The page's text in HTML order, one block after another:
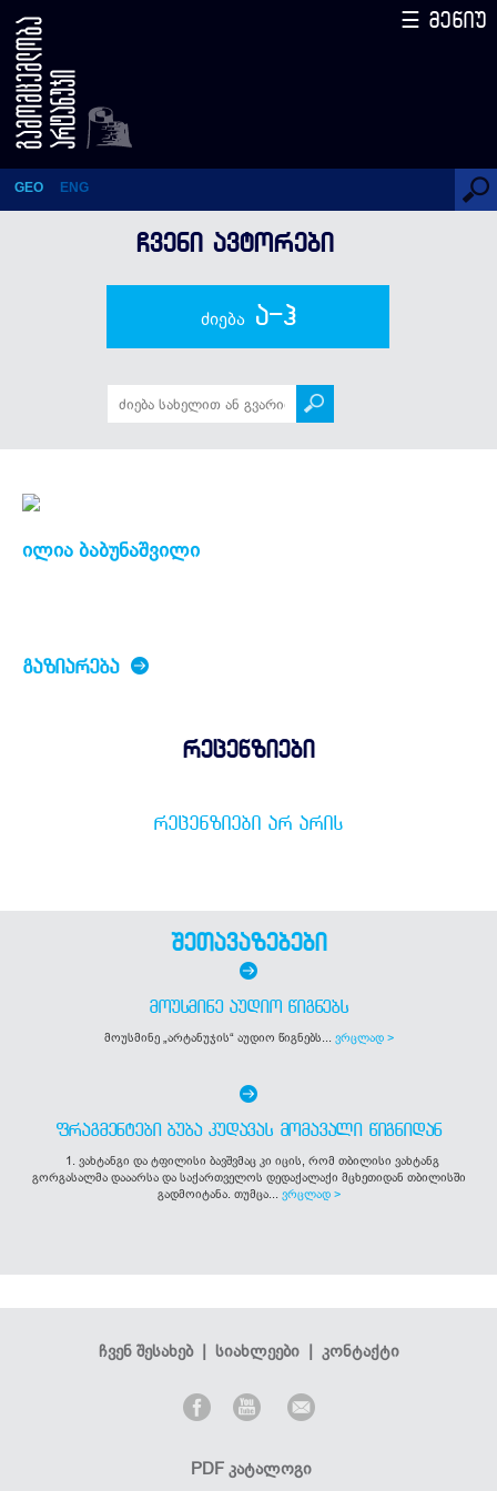
ილია ბაბუნაშვილი
GEO ENG
☰ მენიუ
ᲩᲕᲔᲜᲘ ᲐᲕᲢᲝᲠᲔᲑᲘ
ძიება ა-ჰ
ილია ბაბუნაშვილი
ᲒᲐᲖᲘᲐᲠᲔᲑᲐ
რეცენზიები
ᲠᲔᲪᲔᲜᲖᲘᲔᲑᲘ ᲐᲠ ᲐᲠᲘᲡ
შეთავაზებები
ᲛᲝᲣᲡᲛᲘᲜᲔ ᲐᲣᲓᲘᲝ ᲬᲘᲒᲜᲔᲑᲡ
მოუსმინე „არტანუჯის“ აუდიო წიგნებს... ვრცლად >
ᲤᲠᲐᲒᲛᲔᲜᲢᲔᲑᲘ ᲑᲣᲑᲐ ᲙᲣᲓᲐᲕᲐᲡ ᲛᲝᲛᲐᲕᲐᲚᲘ ᲬᲘᲒᲜᲘᲓᲐᲜ
1. ვახტანგი და ტფილისი ბავშვმაც კი იცის, რომ თბილისი ვახტანგ
გორგასალმა დააარსა და საქართველოს დედაქალაქი მცხეთიდან თბილისში
გადმოიტანა. თუმცა... ვრცლად >
ჩვენ შესახებ| სიახლეები| კონტაქტი
PDF კატალოგი